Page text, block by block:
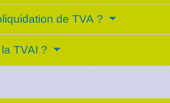
de TVA ?
TVAI ?